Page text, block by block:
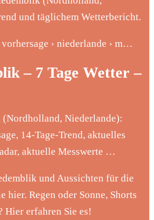
und täglichem Wetterbericht.
› niederlande › m…
– 7 Tage Wetter –
Niederlande):
14-Tage-Trend, aktuelles
aktuelle Messwerte …
und Aussichten für die
hier. Regen oder Sonne, Shorts
Hier erfahren Sie es!